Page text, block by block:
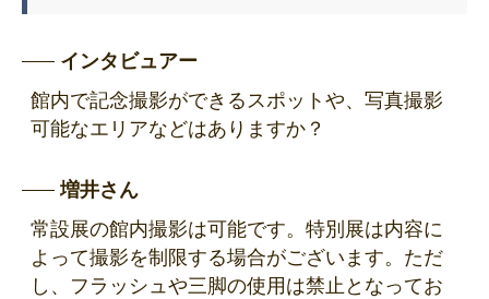
インタビュアー
館内で記念撮影ができるスポットや、写真撮影
可能なエリアなどはありますか？
増井さん
常設展の館内撮影は可能です。特別展は内容に
よって撮影を制限する場合がございます。ただ
し、フラッシュや三脚の使用は禁止となってお